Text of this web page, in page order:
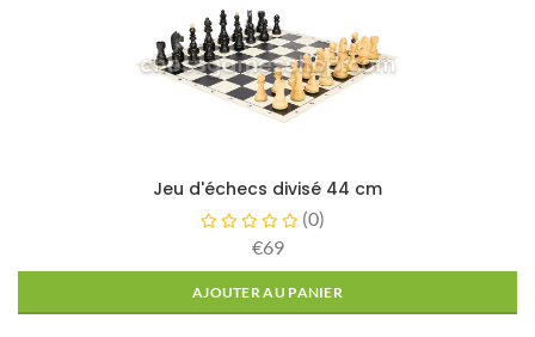
Jeu d'échecs divisé 44 cm
(0)
€69
AJOUTER AU PANIER